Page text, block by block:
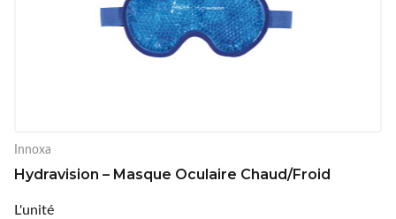
Innoxa
Hydravision – Masque Oculaire Chaud/Froid
L'unité